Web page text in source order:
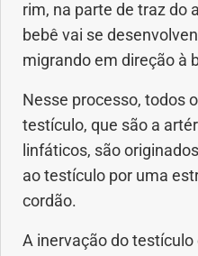
Beleza e Cosmética
Cirurgia Plástica
Coronavírus
rim, na parte de traz do
bebê vai se
migrando em direção à
Nesse processo, todos
testículo, que são a
linfáticos, são
ao testículo por uma
cordão.
A inervação do